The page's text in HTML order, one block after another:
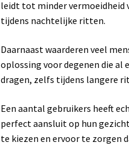
leidt tot minder vermoeidheid
tijdens nachtelijke ritten.
Daarnaast waarderen veel
oplossing voor degenen die
dragen, zelfs tijdens langere
Een aantal gebruikers heeft
perfect aansluit op hun
te kiezen en ervoor te zorgen